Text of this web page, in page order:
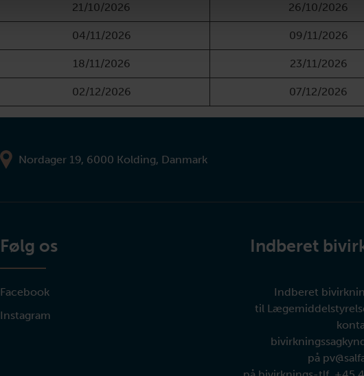
21/10/2026 26/10/2026
04/11/2026 09/11/2026
18/11/2026 23/11/2026
02/12/2026 07/12/2026
Nordager 19, 6000 Kolding, Danmark
Følg os
Facebook
Instagram
Indberet
Indberet
til
på